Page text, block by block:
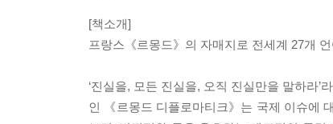
[책소개]
프랑스《르몽드》의 자매지로 전세계 27개
‘진실을, 모든 진실을, 오직 진실만을 말하라
인 《르몽드 디플로마티크》는 국제 이슈에